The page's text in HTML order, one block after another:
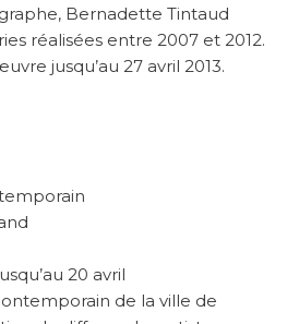
Bernadette Tintaud
réalisées entre 2007 et 2012.
jusqu’au 27 avril 2013.
20 avril
de la ville de